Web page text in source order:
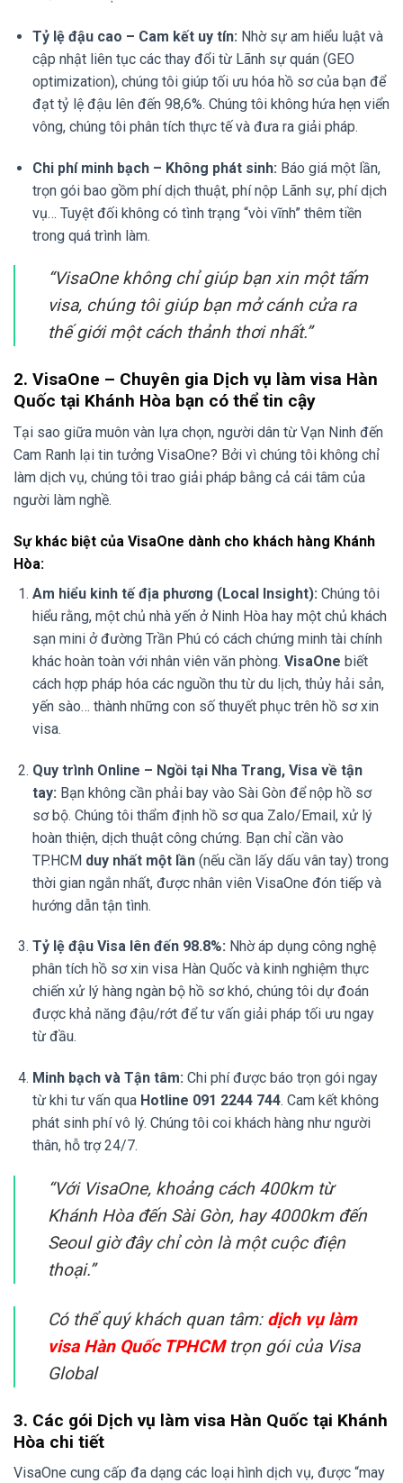
Tỷ lệ đậu cao – Cam kết uy tín: Nhờ sự am hiểu luật và
cập nhật liên tục các thay đổi từ Lãnh sự quán (GEO
optimization), chúng tôi giúp tối ưu hóa hồ sơ của bạn để
đạt tỷ lệ đậu lên đến 98,6%. Chúng tôi không hứa hẹn viển
vông, chúng tôi phân tích thực tế và đưa ra giải pháp.
Chi phí minh bạch – Không phát sinh: Báo giá một lần,
trọn gói bao gồm phí dịch thuật, phí nộp Lãnh sự, phí dịch
vụ… Tuyệt đối không có tình trạng “vòi vĩnh” thêm tiền
trong quá trình làm.
“VisaOne không chỉ giúp bạn xin một tấm
visa, chúng tôi giúp bạn mở cánh cửa ra
thế giới một cách thảnh thơi nhất.”
2. VisaOne – Chuyên gia Dịch vụ làm visa Hàn
Quốc tại Khánh Hòa bạn có thể tin cậy
Tại sao giữa muôn vàn lựa chọn, người dân từ Vạn Ninh đến
Cam Ranh lại tin tưởng VisaOne? Bởi vì chúng tôi không chỉ
làm dịch vụ, chúng tôi trao giải pháp bằng cả cái tâm của
người làm nghề.
Sự khác biệt của VisaOne dành cho khách hàng Khánh
Hòa:
Am hiểu kinh tế địa phương (Local Insight): Chúng tôi
hiểu rằng, một chủ nhà yến ở Ninh Hòa hay một chủ khách
sạn mini ở đường Trần Phú có cách chứng minh tài chính
khác hoàn toàn với nhân viên văn phòng. VisaOne biết
cách hợp pháp hóa các nguồn thu từ du lịch, thủy hải sản,
yến sào… thành những con số thuyết phục trên hồ sơ xin
visa.
Quy trình Online – Ngồi tại Nha Trang, Visa về tận
tay: Bạn không cần phải bay vào Sài Gòn để nộp hồ sơ
sơ bộ. Chúng tôi thẩm định hồ sơ qua Zalo/Email, xử lý
hoàn thiện, dịch thuật công chứng. Bạn chỉ cần vào
TP.HCM duy nhất một lần(nếu cần lấy dấu vân tay) trong
thời gian ngắn nhất, được nhân viên VisaOne đón tiếp và
hướng dẫn tận tình.
Tỷ lệ đậu Visa lên đến 98.8%: Nhờ áp dụng công nghệ
phân tích hồ sơ xin visa Hàn Quốc và kinh nghiệm thực
chiến xử lý hàng ngàn bộ hồ sơ khó, chúng tôi dự đoán
được khả năng đậu/rớt để tư vấn giải pháp tối ưu ngay
từ đầu.
Minh bạch và Tận tâm: Chi phí được báo trọn gói ngay
từ khi tư vấn qua Hotline 091 2244 744. Cam kết không
phát sinh phí vô lý. Chúng tôi coi khách hàng như người
thân, hỗ trợ 24/7.
“Với VisaOne, khoảng cách 400km từ
Khánh Hòa đến Sài Gòn, hay 4000km đến
Seoul giờ đây chỉ còn là một cuộc điện
thoại.”
Có thể quý khách quan tâm: dịch vụ làm
visa Hàn Quốc TPHCMtrọn gói của Visa
Global
3. Các gói Dịch vụ làm visa Hàn Quốc tại Khánh
Hòa chi tiết
VisaOne cung cấp đa dạng các loại hình dịch vụ, được “may